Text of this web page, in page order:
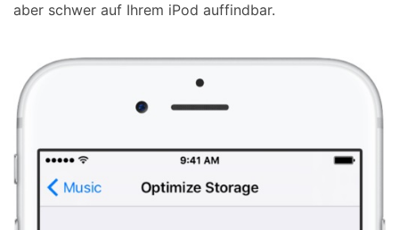
aber schwer auf Ihrem iPod auffindbar.